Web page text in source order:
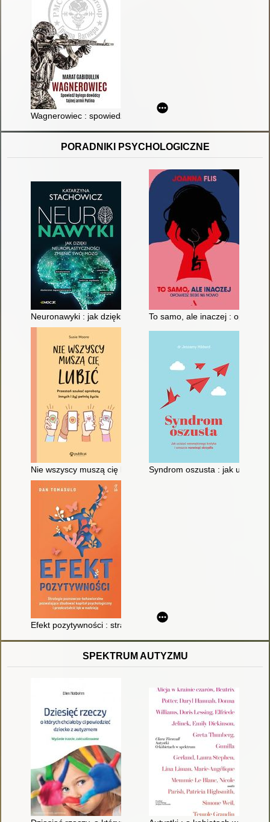
Wagnerowiec : spowiedź byłego dowódcy tajnej armii Putina
PORADNIKI PSYCHOLOGICZNE
Neuronawyki : jak dzięki neuroplastyczności zmienić swój
To samo, ale inaczej :
Nie wszyscy muszą cię lubić : przestań szukać aprobaty
Syndrom oszusta : jak uciszyć
Efekt pozytywności : strategie poznawczo-behawioralne
SPEKTRUM AUTYZMU